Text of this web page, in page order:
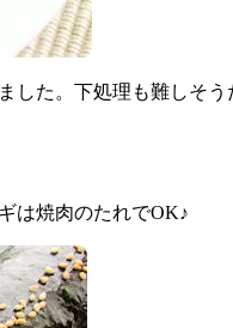
した。下処理も難し
は焼肉のたれでOK♪